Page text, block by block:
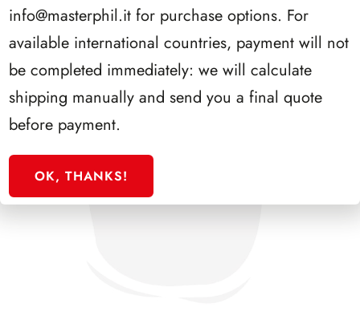
info@masterphil.it for purchase options. For
available international countries, payment will not
be completed immediately: we will calculate
shipping manually and send you a final quote
before payment.
OK, THANKS!